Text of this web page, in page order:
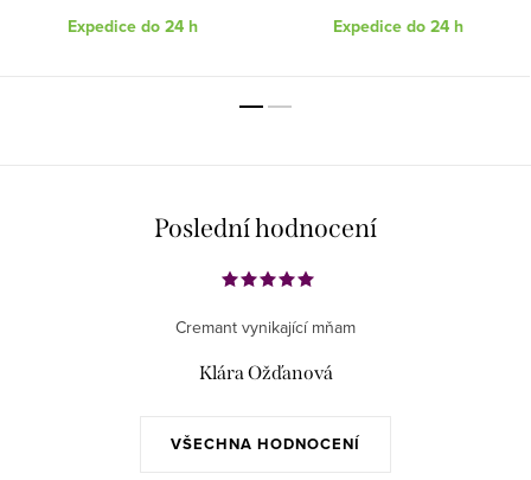
Expedice do 24 h Expedice do 24 h
Poslední hodnocení
VŠECHNA HODNOCENÍ
Cremant vynikající mňam
Klára Ožďanová